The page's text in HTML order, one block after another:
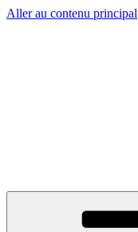
Aller au contenu principal